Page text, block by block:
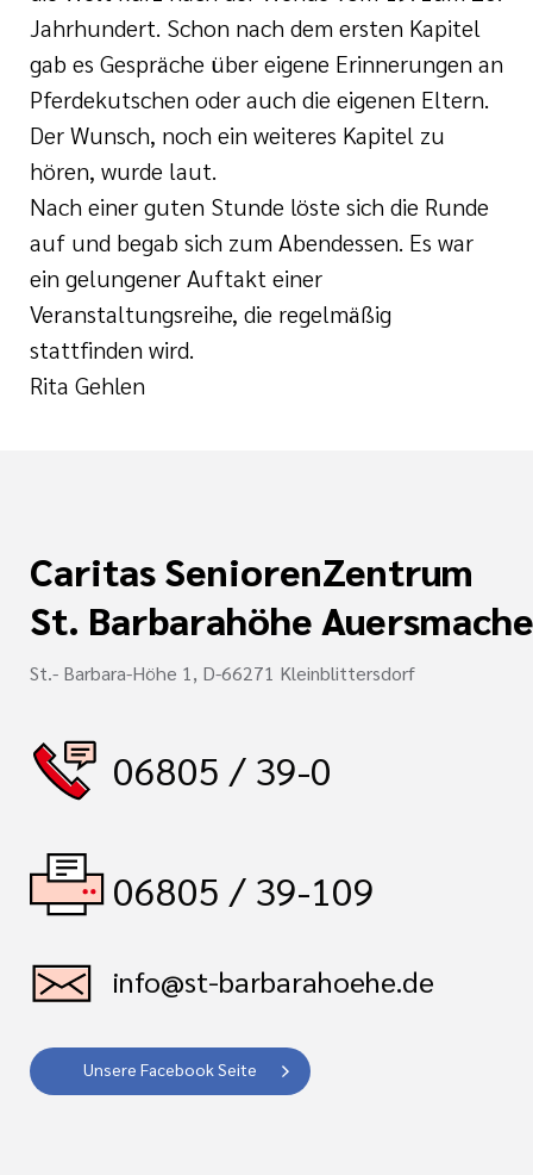
Jahrhundert. Schon nach dem ersten Kapitel
gab es Gespräche über eigene Erinnerungen an
Pferdekutschen oder auch die eigenen Eltern.
Der Wunsch, noch ein weiteres Kapitel zu
hören, wurde laut.
Nach einer guten Stunde löste sich die Runde
auf und begab sich zum Abendessen. Es war
ein gelungener Auftakt einer
Veranstaltungsreihe, die regelmäßig
stattfinden wird.
Rita Gehlen
Caritas SeniorenZentrum
St. Barbarahöhe
St.- Barbara-Höhe 1, D-66271 Kleinblittersdorf
06805 / 39-0
06805 / 39-109
info@st-barbarahoehe.de
Unsere Facebook Seite